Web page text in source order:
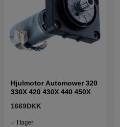
Hjulmotor Automower 320
330X 420 430X 440 450X
1669DKK
I lager